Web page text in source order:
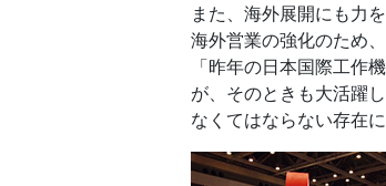
また、海外展開にも力
海外営業の強化のため
「昨年の日本国際工作
が、そのときも大活躍
なくてはならない存在